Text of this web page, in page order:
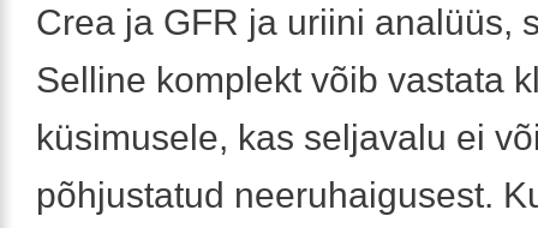
Crea ja GFR ja uriini analüüs,
Selline komplekt võib vastata
küsimusele, kas seljavalu ei
põhjustatud neeruhaigusest.